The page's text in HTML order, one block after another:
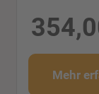
Mehr